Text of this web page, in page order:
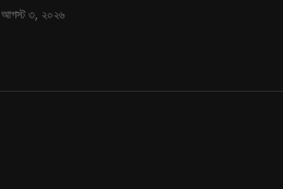
আগস্ট ৩, ২০২৬